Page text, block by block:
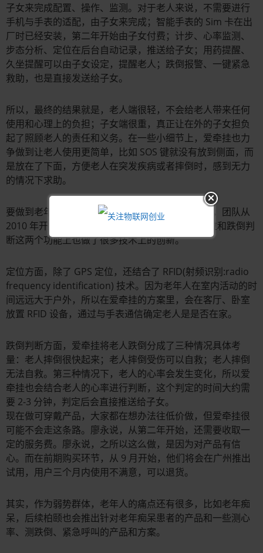
子女来完成配置、操作、监测。对于老人来说，不需要进行
手机与手表的适配，由子女来完成；智能手表的 Sim 卡在出
厂时已经安装，第二年开始由子女付费；计步、心率监测、
步态分析、定位在后台自动记录，推送给子女；用药提醒、
久坐提醒可以由子女设定，提醒老人；跌倒报警、一键紧急
救助，也是直接发送给子女。
所以，最终的结果就是，老人端很轻，不会给老人带来任何
使用和心理上的负担；子女端很重，真正让在外的子女担负
起了照顾老人的责任和义务。在一些小细节上，爱牵挂也力
争做到让老人使用更简单，比如 SOS 键就没有放到侧面，而
是放在了下面，方便老人在突发疾病或者摔倒时，感到无力
的情况下求助。
要做到老年人简单易用，仅仅在概念上创新也不够，团队从
2010 年开始做老年人市场的产品，这款手表在定位和跌倒判
断这两个功能上也做了很多技术上的创新。
定位方面，除了 GPS 定位，还结合了 RFID(射频识别:radio
frequency identification) 技术。因为老年人在室内活动的时
间远远大于户外，所以在爱牵挂的方案里，会在客厅、卧室
放置 RFID 设备，通过与手表通信确定老人是是否在家。
跌倒判断方面，爱牵挂将老人跌倒分成了三种情况具体考
量：老人摔倒很快起来；老人摔倒受伤可以自救；老人摔倒
无法自救。第三种情况下，老人的心率会发生变化，所以爱
牵挂也会结合老人的心率进行判断，这个判定的时间大约需
要 2-3 分钟，判定后会直接推送给子女。
现在做可穿戴产品，大家都在想办法往低价做，但爱牵挂很
可能不会走这条路。廖永说，从第二年开始，还需要收取一
定的服务费。廖永说，之所以这么做，是因为对产品有信
心。而在前期购买环节，从 9 月开始，他们将会在广州推出
试用，用户三个月内使用不满意，可以退货。
其实，作为弱势群体，老年人的痛点还有很多，比如老年痴
呆，后续柏颐也会推出针对老年痴呆患者的产品和一些测心
率、测跌倒、紧急呼叫的产品和方案。